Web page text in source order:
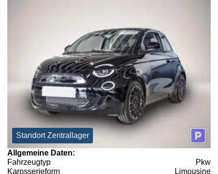
Standort Zentrallager
Allgemeine Daten:
Fahrzeugtyp
Pkw
Karosserieform
Limousine